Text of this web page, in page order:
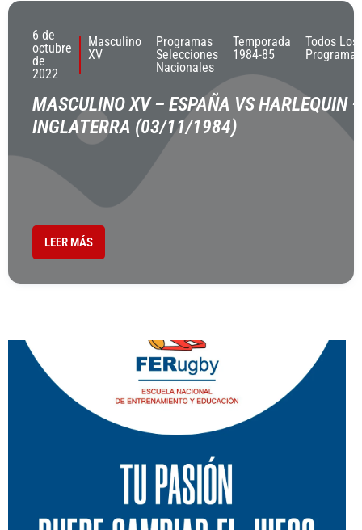
6 de
octubre
de
2022
Masculino
XV
Programas
Selecciones
Nacionales
Temporada
1984-85
Todos Los
Programas
MASCULINO XV – ESPAÑA VS HARLEQUIN –
INGLATERRA (03/11/1984)
LEER MÁS